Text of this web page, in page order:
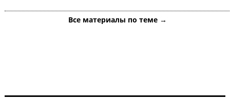
Все материалы по теме →